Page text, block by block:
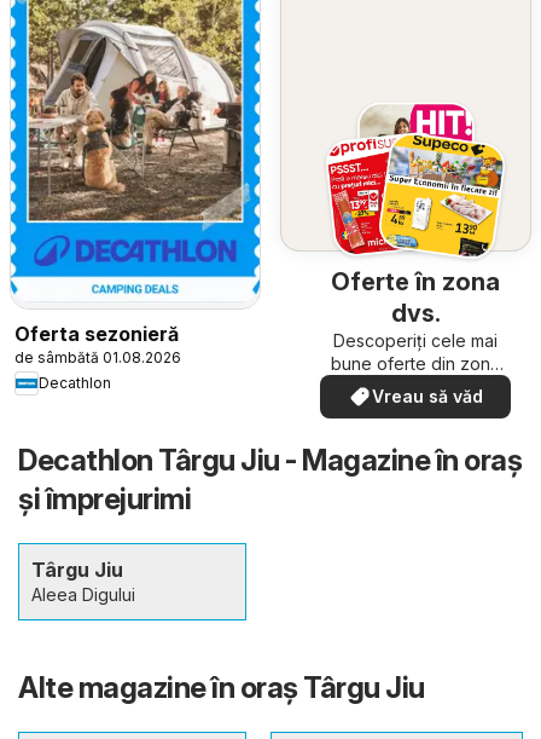
Oferta sezonieră
de sâmbătă 01.08.2026
Decathlon
Oferte în zona
dvs.
Descoperiți cele mai
bune oferte din zona
dumneavoastră
Vreau să văd
Decathlon Târgu Jiu - Magazine în oraş
şi împrejurimi
Târgu Jiu
Aleea Digului
Alte magazine în oraş Târgu Jiu